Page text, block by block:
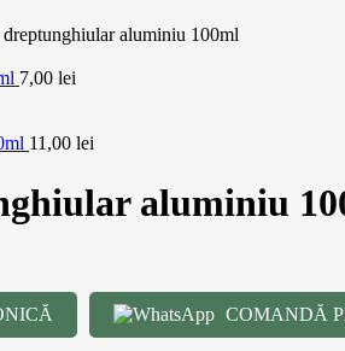
aluminiu 100ml
7,00 lei
11,00 lei
aluminiu
COMANDĂ